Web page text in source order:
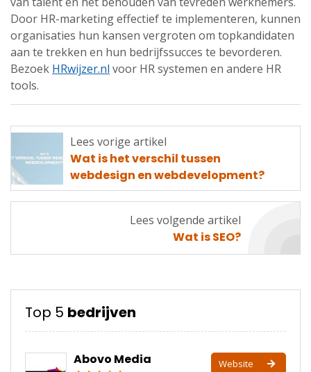
Door HR-marketing effectief te implementeren, kunnen
organisaties hun kansen vergroten om topkandidaten
aan te trekken en hun bedrijfssucces te bevorderen.
Bezoek HRwijzer.nl voor HR systemen en andere HR
tools.
Lees vorige artikel
Lees
vorige
artikel
Wat is het verschil tussen
webdesign en webdevelopment?
Lees volgende artikel
Lees
volgende
Wat is SEO?
Top 5 bedrijven
Abovo Media
Website